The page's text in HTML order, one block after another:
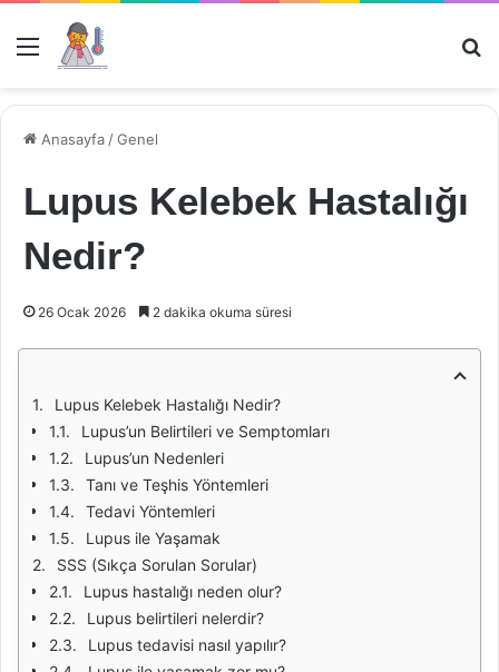
Menü
Anasayfa /Genel
Lupus Kelebek Hastalığı
Nedir?
26 Ocak 2026 2 dakika okuma süresi
Lupus Kelebek Hastalığı Nedir?
Lupus’un Belirtileri ve Semptomları
Lupus’un Nedenleri
Tanı ve Teşhis Yöntemleri
Tedavi Yöntemleri
Lupus ile Yaşamak
SSS (Sıkça Sorulan Sorular)
Lupus hastalığı neden olur?
Lupus belirtileri nelerdir?
Lupus tedavisi nasıl yapılır?